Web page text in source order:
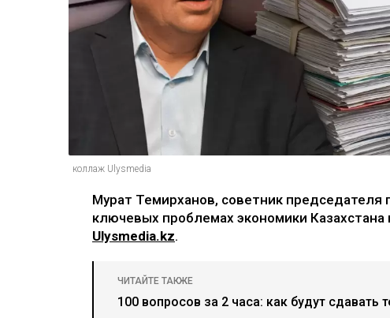
коллаж Ulysmedia
Мурат Темирханов, советник председателя
ключевых проблемах экономики
Ulysmedia.kz.
ЧИТАЙТЕ ТАКЖЕ
100 вопросов за 2 часа: как будут сдавать